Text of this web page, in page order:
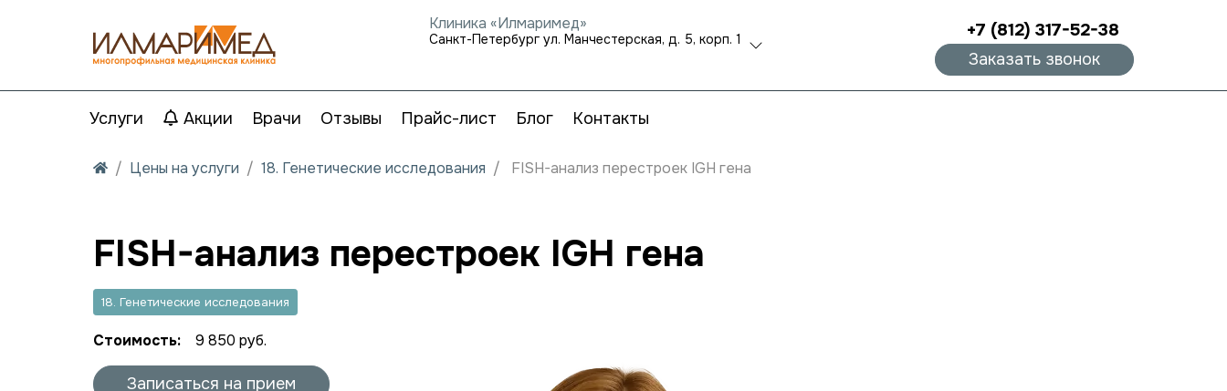
Клиника «Илмаримед»
Санкт-Петербург ул. Манчестерская, д. 5, корп. 1 +7 (812) 317-52-38
Заказать звонок
Услуги Акции Врачи Отзывы Прайс-лист Блог Контакты
Цены на услуги 18. Генетические исследования FISH-анализ перестроек IGH гена
FISH-анализ перестроек IGH гена
18. Генетические исследования
Стоимость: 9 850 руб.
Записаться на прием